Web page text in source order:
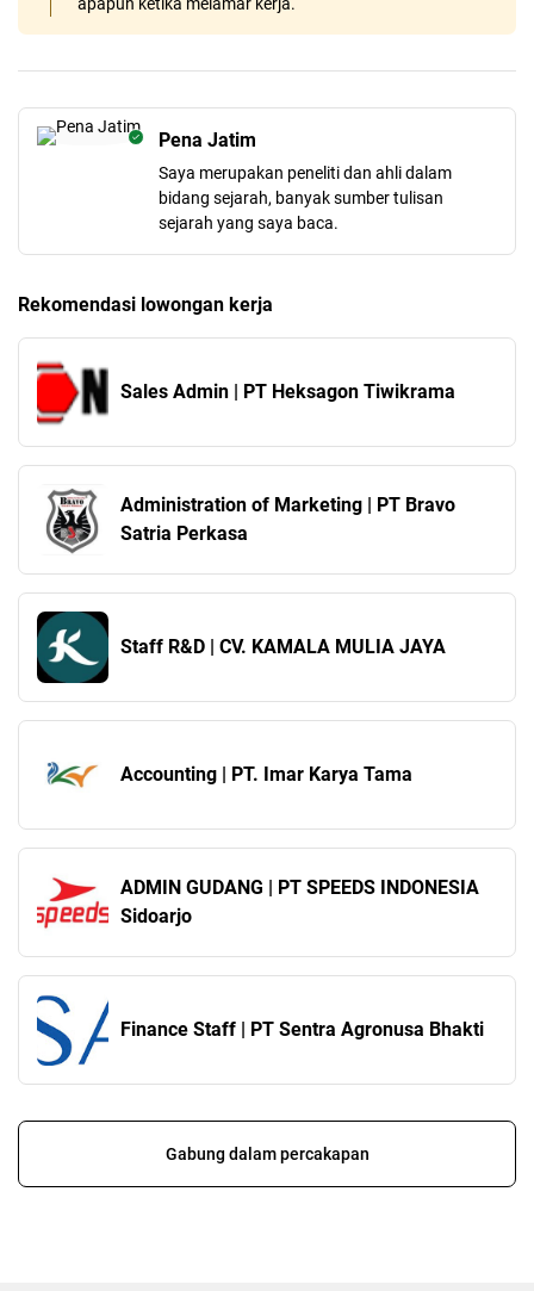
Pena Jatim
Saya merupakan peneliti dan ahli dalam
bidang sejarah, banyak sumber tulisan
sejarah yang saya baca.
Rekomendasi lowongan kerja
Sales Admin | PT Heksagon Tiwikrama
Administration of Marketing | PT Bravo
Satria Perkasa
Staff R&D | CV. KAMALA MULIA JAYA
Accounting | PT. Imar Karya Tama
ADMIN GUDANG | PT SPEEDS INDONESIA
Sidoarjo
Finance Staff | PT Sentra Agronusa Bhakti
Gabung dalam percakapan